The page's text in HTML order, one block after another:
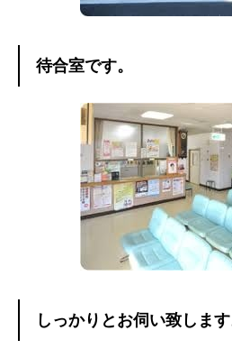
待合室です。
しっかりとお伺い致します